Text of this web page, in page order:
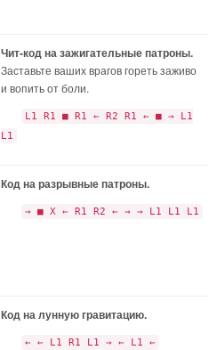
Чит-код на зажигательные патроны.
Заставьте ваших врагов гореть заживо
и вопить от боли.
L1 R1 ■ R1 ← R2 R1 ← ■ → L1
L1
Код на разрывные патроны.
→ ■ X ← R1 R2 ← → → L1 L1 L1
Код на лунную гравитацию.
← ← L1 R1 L1 → ← L1 ←